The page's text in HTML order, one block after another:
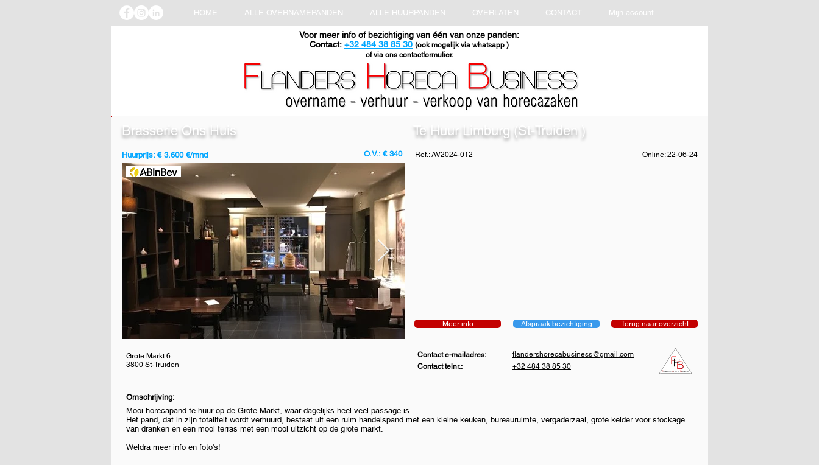
HOME ALLE OVERNAMEPANDEN ALLE HUURPANDEN OVERLATEN CONTACT Mijn account
Voor meer info of bezichtiging van één van onze panden:
Contact: +32 484 38 85 30 (ook mogelijk via whatsapp )
of via ons contactformulier.
Brasserie Ons Huis Te Huur Limburg (St-Truiden )
Huurprijs: € 3.600 €/mnd O.V.: € 340 Ref.: AV2024-012 Online: 22-06-24
Meer info Afspraak bezichtiging Terug naar overzicht
Contact e-mailadres:
Contact telnr.:
flandershorecabusiness@gmail.com
+32 484 38 85 30
Grote Markt 6
3800 St-Truiden
Omschrijving:
Mooi horecapand te huur op de Grote Markt, waar dagelijks heel veel passage is.
Het pand, dat in zijn totaliteit wordt verhuurd, bestaat uit een ruim handelspand met een kleine keuken, bureauruimte, vergaderzaal, grote kelder voor stockage
van dranken en een mooi terras met een mooi uitzicht op de grote markt.
Weldra meer info en foto's!